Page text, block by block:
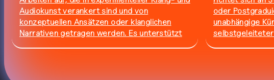
residency all residencies
Audiokunst verankert sind und von
konzeptuellen Ansätzen oder klanglichen
Narrativen getragen werden. Es unterstützt
oder
unabhängige
selbstgeleiteter
Bewerbt euch